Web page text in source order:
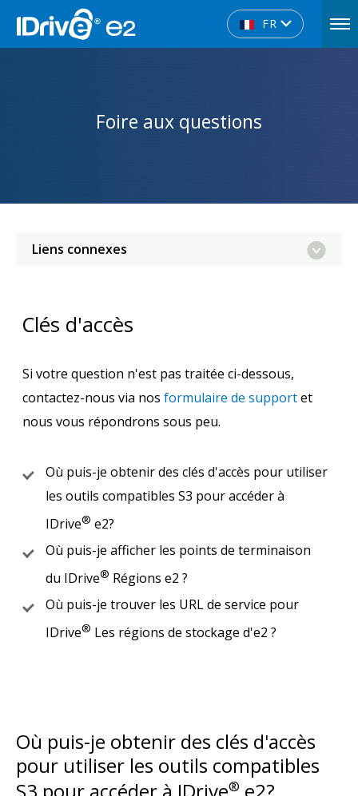
FR
Foire aux questions
Liens connexes
Clés d'accès
Si votre question n'est pas traitée ci-dessous,
contactez-nous via nos formulaire de supportet
nous vous répondrons sous peu.
Où puis-je obtenir des clés d'accès pour utiliser
les outils compatibles S3 pour accéder à
IDrive® e2?
Où puis-je afficher les points de terminaison
du IDrive® Régions e2 ?
Où puis-je trouver les URL de service pour
IDrive® Les régions de stockage d'e2 ?
Où puis-je obtenir des clés d'accès
pour utiliser les outils compatibles
®